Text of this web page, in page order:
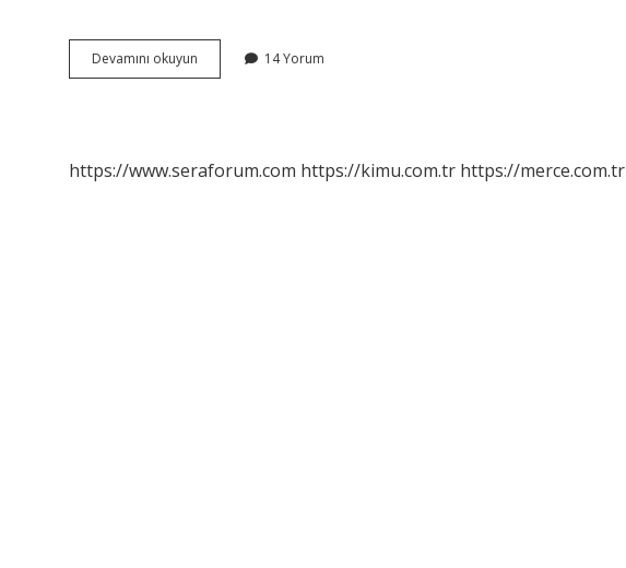
Devamını okuyun
Kervan
14 Yorum
https://www.seraforum.com https://kimu.com.tr https://merce.com.tr